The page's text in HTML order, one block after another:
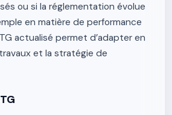
ou si la réglementation évolue
en matière de performance
actualisé permet d’adapter en
et la stratégie de